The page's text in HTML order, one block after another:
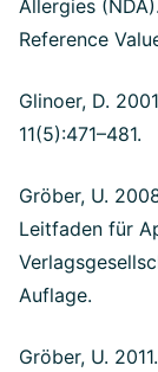
Allergies
Reference
Glinoer, D.
11(5):471–481.
Gröber, U.
Leitfaden für
Auflage.
Gröber, U.